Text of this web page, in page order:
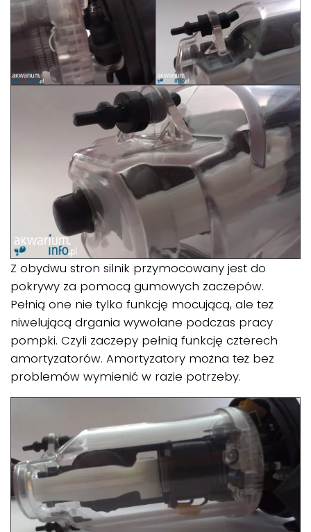
Z obydwu stron silnik przymocowany jest do
pokrywy za pomocą gumowych zaczepów.
Pełnią one nie tylko funkcję mocującą, ale też
niwelującą drgania wywołane podczas pracy
pompki. Czyli zaczepy pełnią funkcję czterech
amortyzatorów. Amortyzatory można też bez
problemów wymienić w razie potrzeby.